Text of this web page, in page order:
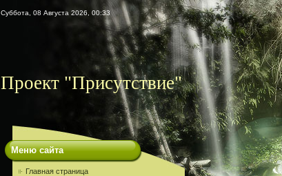
Суббота, 08 Августа 2026, 00:33
Проект "Присутствие"
Меню сайта
Главная страница